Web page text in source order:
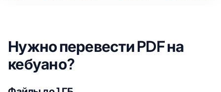
Нужно перевести PDF на
кебуано?